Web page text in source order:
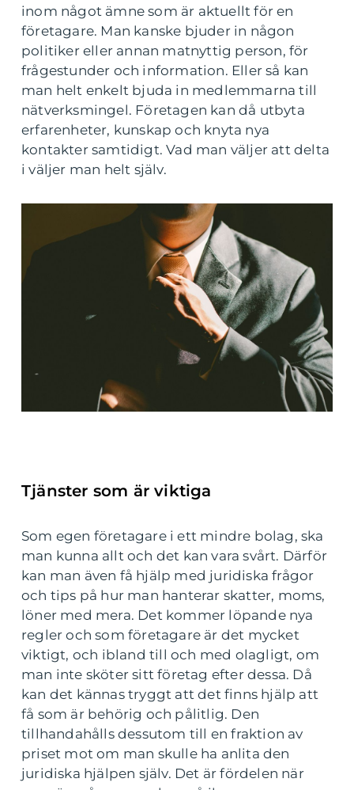
inom något ämne som är aktuellt för en
företagare. Man kanske bjuder in någon
politiker eller annan matnyttig person, för
frågestunder och information. Eller så kan
man helt enkelt bjuda in medlemmarna till
nätverksmingel. Företagen kan då utbyta
erfarenheter, kunskap och knyta nya
kontakter samtidigt. Vad man väljer att delta
i väljer man helt själv.
Tjänster som är viktiga
Som egen företagare i ett mindre bolag, ska
man kunna allt och det kan vara svårt. Därför
kan man även få hjälp med juridiska frågor
och tips på hur man hanterar skatter, moms,
löner med mera. Det kommer löpande nya
regler och som företagare är det mycket
viktigt, och ibland till och med olagligt, om
man inte sköter sitt företag efter dessa. Då
kan det kännas tryggt att det finns hjälp att
få som är behörig och pålitlig. Den
tillhandahålls dessutom till en fraktion av
priset mot om man skulle ha anlita den
juridiska hjälpen själv. Det är fördelen när